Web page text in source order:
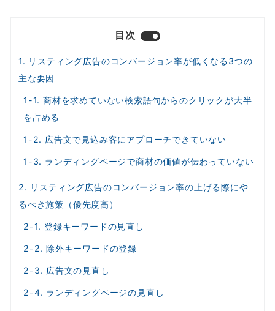
目次
1. リスティング広告のコンバージョン率が低くなる3つの
主な要因
1-1. 商材を求めていない検索語句からのクリックが大半
を占める
1-2. 広告文で見込み客にアプローチできていない
1-3. ランディングページで商材の価値が伝わっていない
2. リスティング広告のコンバージョン率の上げる際にや
るべき施策（優先度高）
2-1. 登録キーワードの見直し
2-2. 除外キーワードの登録
2-3. 広告文の見直し
2-4. ランディングページの見直し